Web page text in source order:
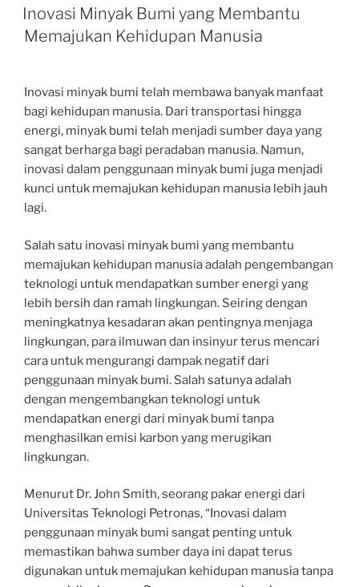
ON
Inovasi Minyak Bumi yang Membantu
Memajukan Kehidupan Manusia
Inovasi minyak bumi telah membawa banyak manfaat
bagi kehidupan manusia. Dari transportasi hingga
energi, minyak bumi telah menjadi sumber daya yang
sangat berharga bagi peradaban manusia. Namun,
inovasi dalam penggunaan minyak bumi juga menjadi
kunci untuk memajukan kehidupan manusia lebih jauh
lagi.
Salah satu inovasi minyak bumi yang membantu
memajukan kehidupan manusia adalah pengembangan
teknologi untuk mendapatkan sumber energi yang
lebih bersih dan ramah lingkungan. Seiring dengan
meningkatnya kesadaran akan pentingnya menjaga
lingkungan, para ilmuwan dan insinyur terus mencari
cara untuk mengurangi dampak negatif dari
penggunaan minyak bumi. Salah satunya adalah
dengan mengembangkan teknologi untuk
mendapatkan energi dari minyak bumi tanpa
menghasilkan emisi karbon yang merugikan
lingkungan.
Menurut Dr. John Smith, seorang pakar energi dari
Universitas Teknologi Petronas, “Inovasi dalam
penggunaan minyak bumi sangat penting untuk
memastikan bahwa sumber daya ini dapat terus
digunakan untuk memajukan kehidupan manusia tanpa